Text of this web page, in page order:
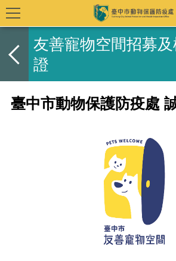
友善寵物空間招募
證
臺中市動物保護防疫處